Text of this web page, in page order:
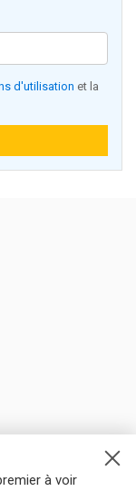
d'utilisation et la
à voir